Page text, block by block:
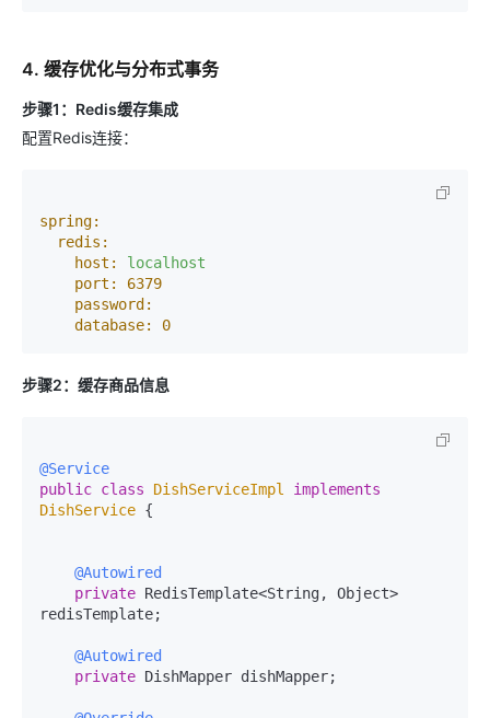
4. 缓存优化与分布式事务
步骤1：Redis缓存集成
配置Redis连接：
spring:
redis:
host:
localhost
port:
6379
password:
database:
0
步骤2：缓存商品信息
@Service
public class DishServiceImpl
implements
DishService {
@Autowired
private RedisTemplate<String, Object>
redisTemplate;
@Autowired
private DishMapper dishMapper;